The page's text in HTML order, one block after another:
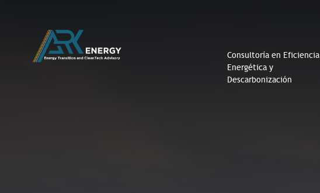
Consultoría en Eficiencia
Energética y
Descarbonización